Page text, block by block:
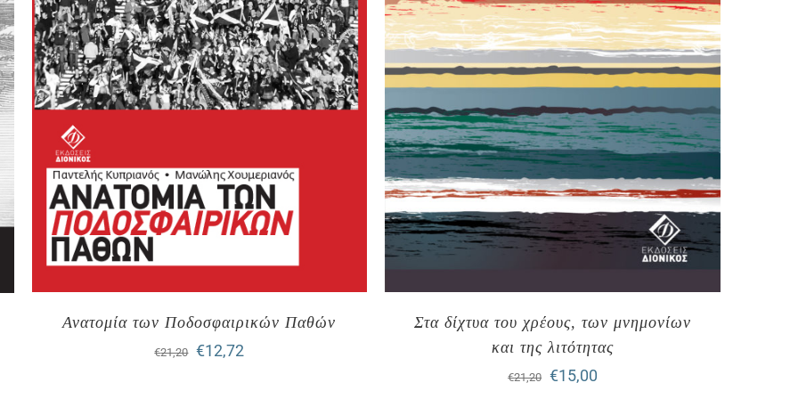
Ανατομία των Ποδοσφαιρικών Παθών
€21,20 Original
€12,72Η
Στα δίχτυα του χρέους, των μνημονίων
και της λιτότητας
€21,20 Original
€15,00